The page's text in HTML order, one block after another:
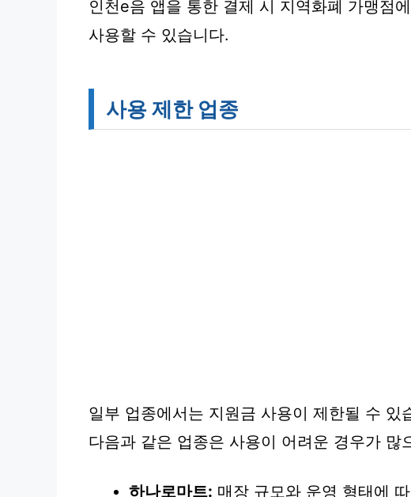
인천e음 앱을 통한 결제 시 지역화폐 가맹점
사용할 수 있습니다.
사용 제한 업종
일부 업종에서는 지원금 사용이 제한될 수 있
다음과 같은 업종은 사용이 어려운 경우가 많
하나로마트: 매장 규모와 운영 형태에